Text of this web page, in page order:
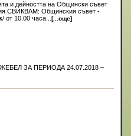
и дейността на Общински съвет
СВИКВАМ: Общинския съвет -
от 10.00 часа... [...още]
ЗА ПЕРИОДА 24.07.2018 –